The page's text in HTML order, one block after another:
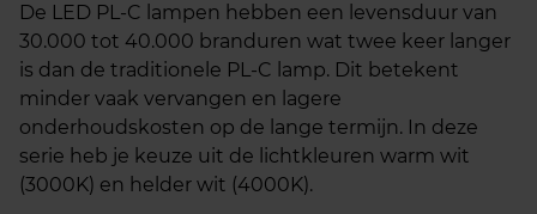
De LED PL-C lampen hebben een levensduur van
30.000 tot 40.000 branduren wat twee keer langer
is dan de traditionele PL-C lamp. Dit betekent
minder vaak vervangen en lagere
onderhoudskosten op de lange termijn. In deze
serie heb je keuze uit de lichtkleuren warm wit
(3000K) en helder wit (4000K).